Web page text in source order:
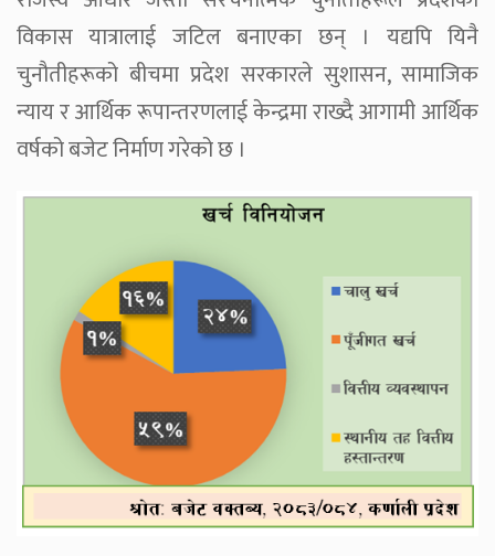
विकास यात्रालाई जटिल बनाएका छन् । यद्यपि यिनै
चुनौतीहरूको बीचमा प्रदेश सरकारले सुशासन, सामाजिक
न्याय र आर्थिक रूपान्तरणलाई केन्द्रमा राख्दै आगामी आर्थिक
वर्षको बजेट निर्माण गरेको छ ।